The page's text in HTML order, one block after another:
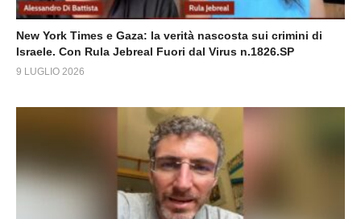
New York Times e Gaza: la verità nascosta sui crimini di
Israele. Con Rula Jebreal Fuori dal Virus n.1826.SP
9 LUGLIO 2026